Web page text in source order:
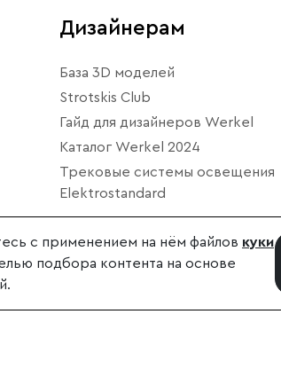
Дизайнерам
База 3D моделей
Strotskis Club
Гайд для дизайнеров Werkel
Каталог Werkel 2024
Трековые системы освещения
Elektrostandard
с применением на нём файлов куки
подбора контента на основе